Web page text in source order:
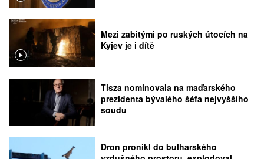
Mezi zabitými po ruských útocích na
Kyjev je i dítě
Tisza nominovala na maďarského
prezidenta bývalého šéfa nejvyššího
soudu
Dron pronikl do bulharského